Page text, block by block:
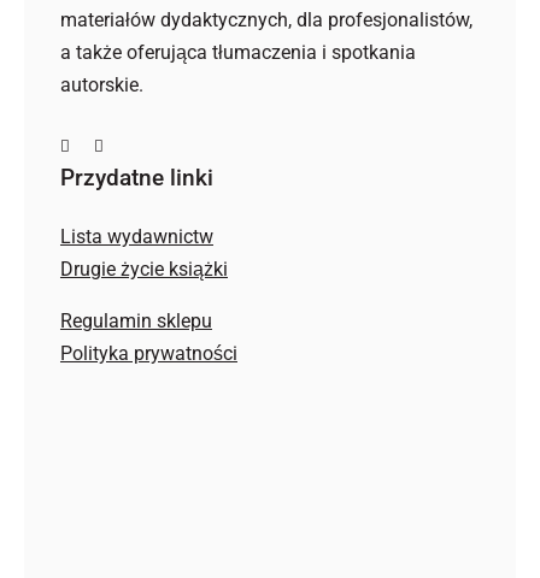
materiałów dydaktycznych, dla profesjonalistów,
a także oferująca tłumaczenia i spotkania
autorskie.
Przydatne linki
Lista wydawnictw
Drugie życie książki
Regulamin sklepu
Polityka prywatności